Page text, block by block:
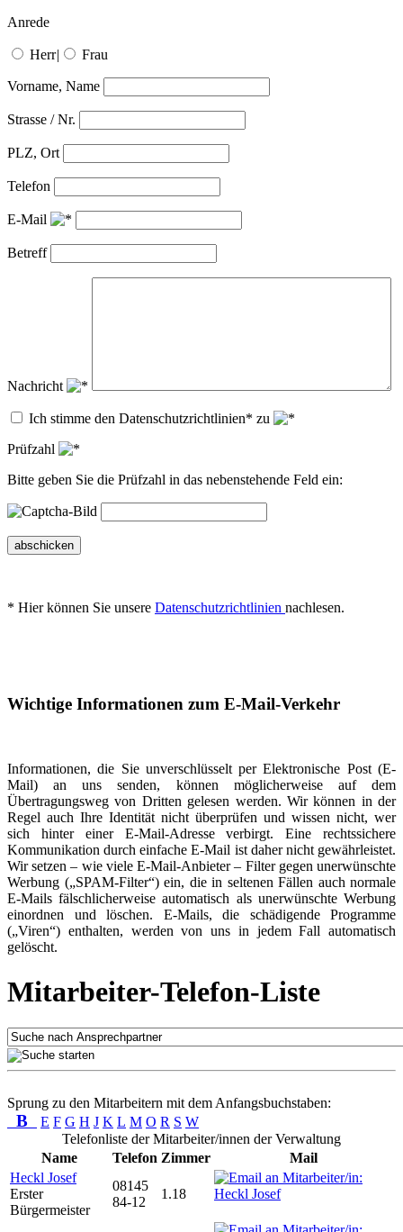
Anrede
Herr| Frau
Vorname, Name
Strasse / Nr.
PLZ, Ort
Telefon
E-Mail
Betreff
Nachricht
Ich stimme den Datenschutzrichtlinien* zu
Prüfzahl
Bitte geben Sie die Prüfzahl in das nebenstehende Feld ein:
abschicken
* Hier können Sie unsere Datenschutzrichtlinien nachlesen.
Wichtige Informationen zum E-Mail-Verkehr
Informationen, die Sie unverschlüsselt per Elektronische Post (E-
Mail) an uns senden, können möglicherweise auf dem
Übertragungsweg von Dritten gelesen werden. Wir können in der
Regel auch Ihre Identität nicht überprüfen und wissen nicht, wer
sich hinter einer E-Mail-Adresse verbirgt. Eine rechtssichere
Kommunikation durch einfache E-Mail ist daher nicht gewährleistet.
Wir setzen – wie viele E-Mail-Anbieter – Filter gegen unerwünschte
Werbung („SPAM-Filter“) ein, die in seltenen Fällen auch normale
E-Mails fälschlicherweise automatisch als unerwünschte Werbung
einordnen und löschen. E-Mails, die schädigende Programme
(„Viren“) enthalten, werden von uns in jedem Fall automatisch
gelöscht.
Mitarbeiter-Telefon-Liste
Sprung zu den Mitarbeitern mit dem Anfangsbuchstaben:
B E F G H J K L M O R S W
Telefonliste der Mitarbeiter/innen der Verwaltung
Name
Telefon Zimmer
Mail
Heckl Josef
Erster
Bürgermeister
08145
84-12
1.18